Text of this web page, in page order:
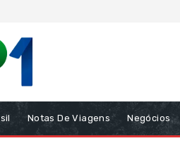
Notas De Viagens Negócios